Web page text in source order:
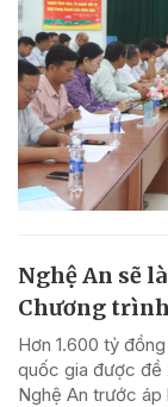
Nghệ An sẽ
Chương
Hơn 1.600 tỷ
quốc gia được đề
Nghệ An trước áp